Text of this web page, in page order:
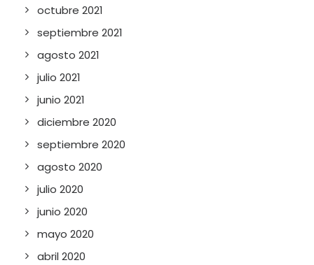
octubre 2021
septiembre 2021
agosto 2021
julio 2021
junio 2021
diciembre 2020
septiembre 2020
agosto 2020
julio 2020
junio 2020
mayo 2020
abril 2020